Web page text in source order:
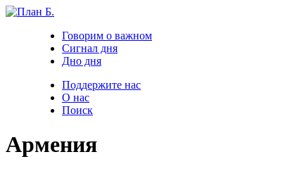
Говорим о важном
Сигнал дня
Дно дня
Поддержите нас
О нас
Поиск
Армения